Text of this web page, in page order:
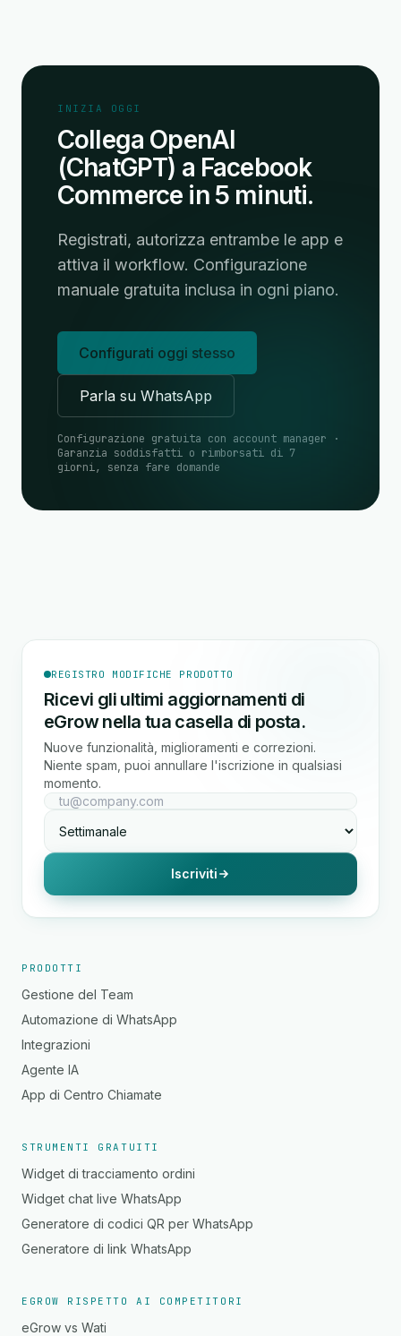
INIZIA OGGI
Collega OpenAI
(ChatGPT) a Facebook
Commerce in 5 minuti.
Registrati, autorizza entrambe le app e
attiva il workflow. Configurazione
manuale gratuita inclusa in ogni piano.
Configurati oggi stesso
Parla su WhatsApp
Configurazione gratuita con account manager ·
Garanzia soddisfatti o rimborsati di 7
giorni, senza fare domande
REGISTRO MODIFICHE PRODOTTO
Ricevi gli ultimi aggiornamenti di
eGrow nella tua casella di posta.
Nuove funzionalità, miglioramenti e correzioni.
Niente spam, puoi annullare l'iscrizione in qualsiasi
momento.
Iscriviti
PRODOTTI
Gestione del Team
Automazione di WhatsApp
Integrazioni
Agente IA
App di Centro Chiamate
STRUMENTI GRATUITI
Widget di tracciamento ordini
Widget chat live WhatsApp
Generatore di codici QR per WhatsApp
Generatore di link WhatsApp
EGROW RISPETTO AI COMPETITORI
eGrow vs Wati